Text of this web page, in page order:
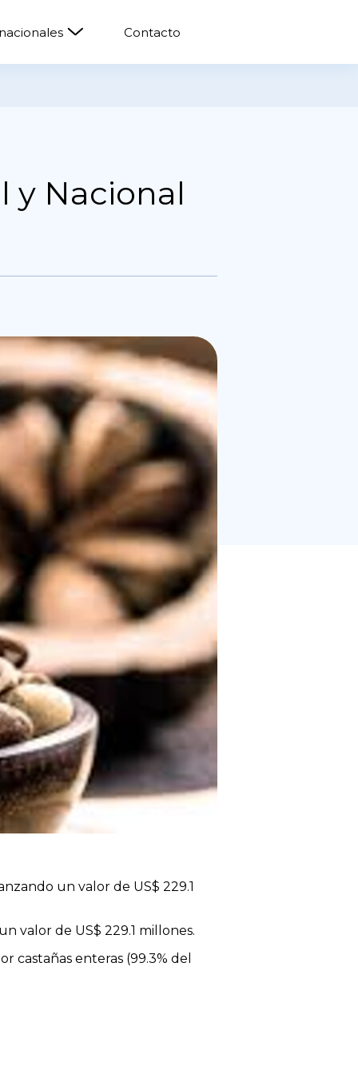
Contacto
y Nacional
un valor de US$ 229.1
valor de US$ 229.1 millones.
castañas enteras (99.3% del